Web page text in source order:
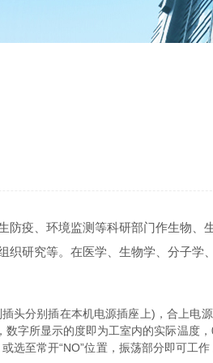
疫、环境监测等科研部门作生物、
织研究等。在医学、生物学、分子学
分别插在本机电源插座上)，合上电源
字所显示的度即为工室内的实际温度
选至常开“NO”位置，振荡部分即可工